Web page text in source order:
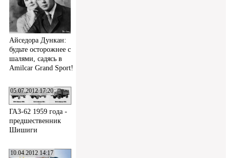
Айседора Дункан:
будьте осторожнее с
шалями, садясь в
Amilcar Grand Sport!
05.07.2012 17:20
ГАЗ-62 1959 года -
предшественник
Шишиги
10.04.2012 14:17